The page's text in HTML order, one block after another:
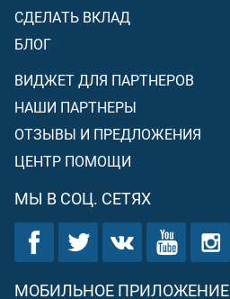
СДЕЛАТЬ ВКЛАД
БЛОГ
ВИДЖЕТ ДЛЯ ПАРТНЕРОВ
НАШИ ПАРТНЕРЫ
ОТЗЫВЫ И ПРЕДЛОЖЕНИЯ
ЦЕНТР ПОМОЩИ
МЫ В СОЦ. СЕТЯХ
МОБИЛЬНОЕ ПРИЛОЖЕНИЕ